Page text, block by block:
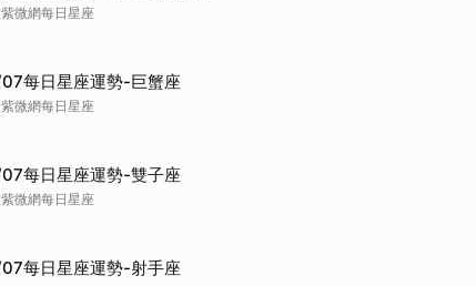
微網每日星座
每日星座運勢-巨蟹座
微網每日星座
每日星座運勢-雙子座
微網每日星座
每日星座運勢-射手座